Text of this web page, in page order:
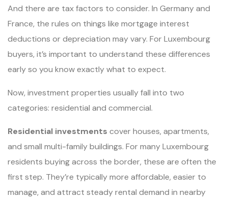
And there are tax factors to consider. In Germany and
France, the rules on things like mortgage interest
deductions or depreciation may vary. For Luxembourg
buyers, it’s important to understand these differences
early so you know exactly what to expect.
Now, investment properties usually fall into two
categories: residential and commercial.
Residential investments cover houses, apartments,
and small multi-family buildings. For many Luxembourg
residents buying across the border, these are often the
first step. They’re typically more affordable, easier to
manage, and attract steady rental demand in nearby